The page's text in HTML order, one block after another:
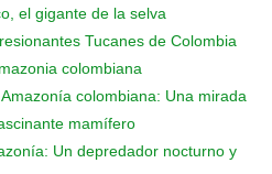
el gigante de la selva
Tucanes de Colombia
colombiana
colombiana: Una mirada
mamífero
Un depredador nocturno y